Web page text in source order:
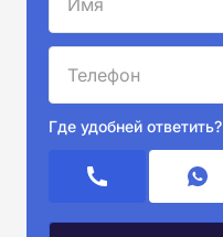
Где удобней ответить?